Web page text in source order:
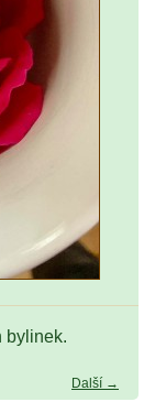
bylinek.
Další →